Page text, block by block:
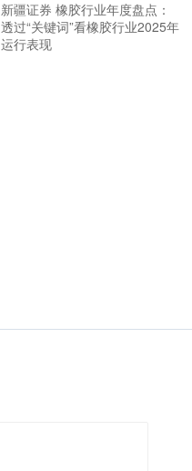
新疆证券 橡胶行业年度盘点：
透过“关键词”看橡胶行业2025年
运行表现